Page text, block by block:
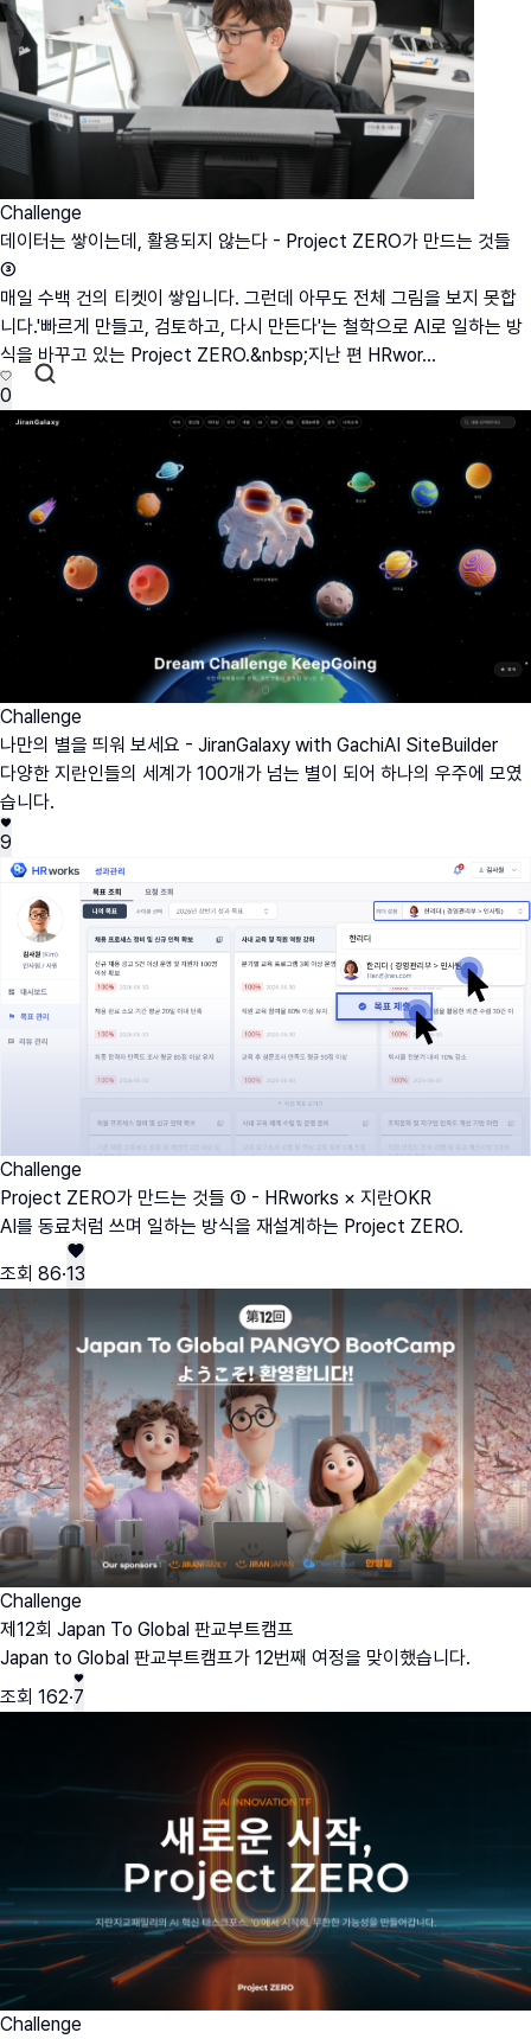
Challenge
데이터는 쌓이는데, 활용되지 않는다 - Project ZERO가 만드는 것들
③
매일 수백 건의 티켓이 쌓입니다. 그런데 아무도 전체 그림을 보지 못합
니다.'빠르게 만들고, 검토하고, 다시 만든다'는 철학으로 AI로 일하는 방
식을 바꾸고 있는 Project ZERO.&nbsp;지난 편 HRwor...
0
Challenge
나만의 별을 띄워 보세요 - JiranGalaxy with GachiAI SiteBuilder
다양한 지란인들의 세계가 100개가 넘는 별이 되어 하나의 우주에 모였
습니다.
9
Challenge
Project ZERO가 만드는 것들 ① - HRworks × 지란OKR
AI를 동료처럼 쓰며 일하는 방식을 재설계하는 Project ZERO.
조회 86·13
Challenge
제12회 Japan To Global 판교부트캠프
Japan to Global 판교부트캠프가 12번째 여정을 맞이했습니다.
조회 162·7
Challenge